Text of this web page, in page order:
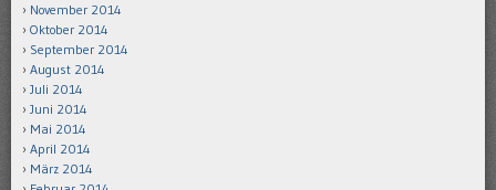
November 2014
Oktober 2014
September 2014
August 2014
Juli 2014
Juni 2014
Mai 2014
April 2014
März 2014